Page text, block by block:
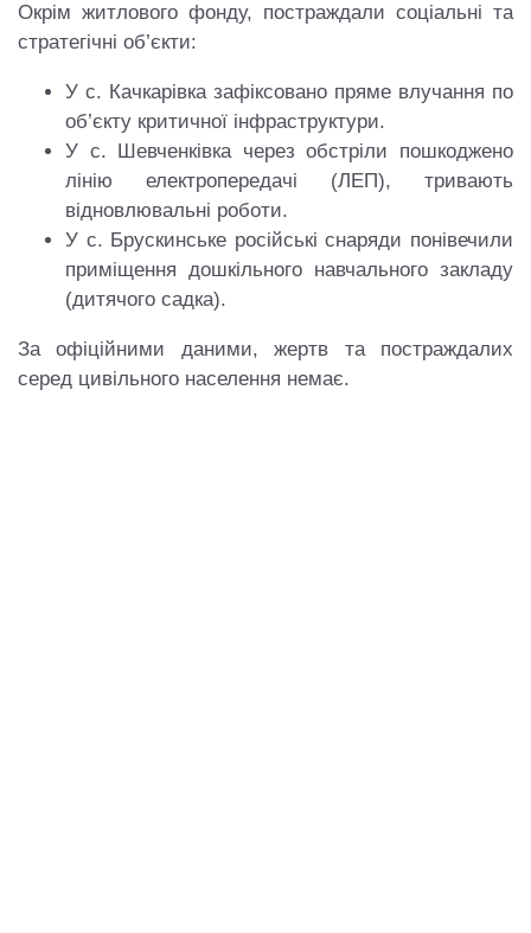
Окрім житлового фонду, постраждали соціальні та
стратегічні об’єкти:
У с. Качкарівка зафіксовано пряме влучання по
об’єкту критичної інфраструктури.
У с. Шевченківка через обстріли пошкоджено
лінію електропередачі (ЛЕП), тривають
відновлювальні роботи.
У с. Брускинське російські снаряди понівечили
приміщення дошкільного навчального закладу
(дитячого садка).
За офіційними даними, жертв та постраждалих
серед цивільного населення немає.